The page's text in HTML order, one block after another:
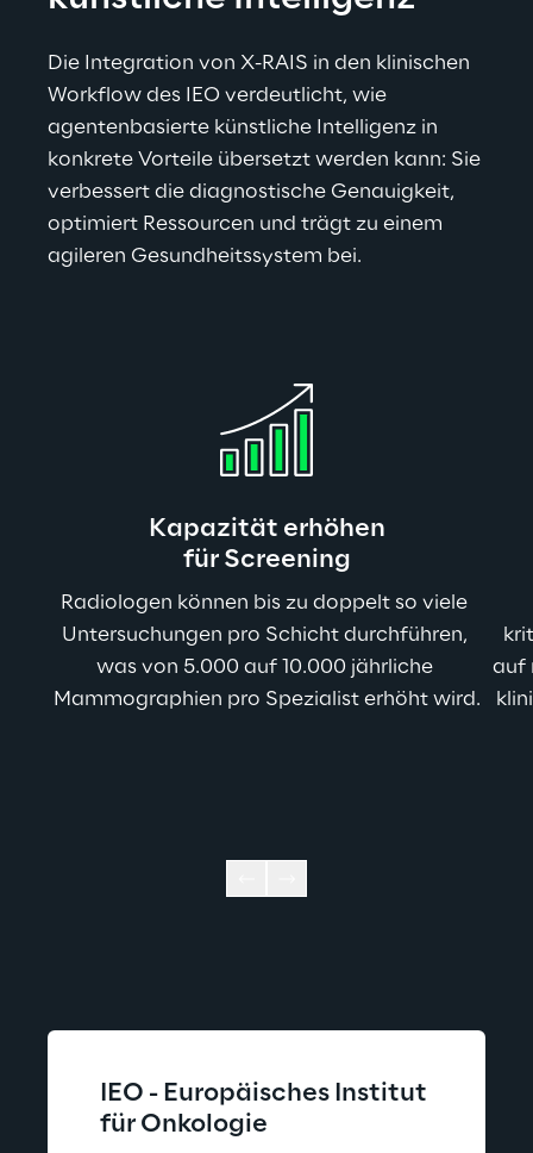
Die Integration von X-RAIS in den klinischen
Workflow des IEO verdeutlicht, wie
agentenbasierte künstliche Intelligenz in
konkrete Vorteile übersetzt werden kann: Sie
verbessert die diagnostische Genauigkeit,
optimiert Ressourcen und trägt zu einem
agileren Gesundheitssystem bei.
Kapazität erhöhen
für Screening
Radiologen können bis zu doppelt so viele
Untersuchungen pro Schicht durchführen,
was von 5.000 auf 10.000 jährliche
Mammographien pro Spezialist erhöht wird.
auf
IEO - Europäisches Institut
für Onkologie